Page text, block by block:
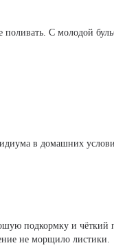
поливать. С молодой
в домашних
подкормку и чёткий
не морщило листики.